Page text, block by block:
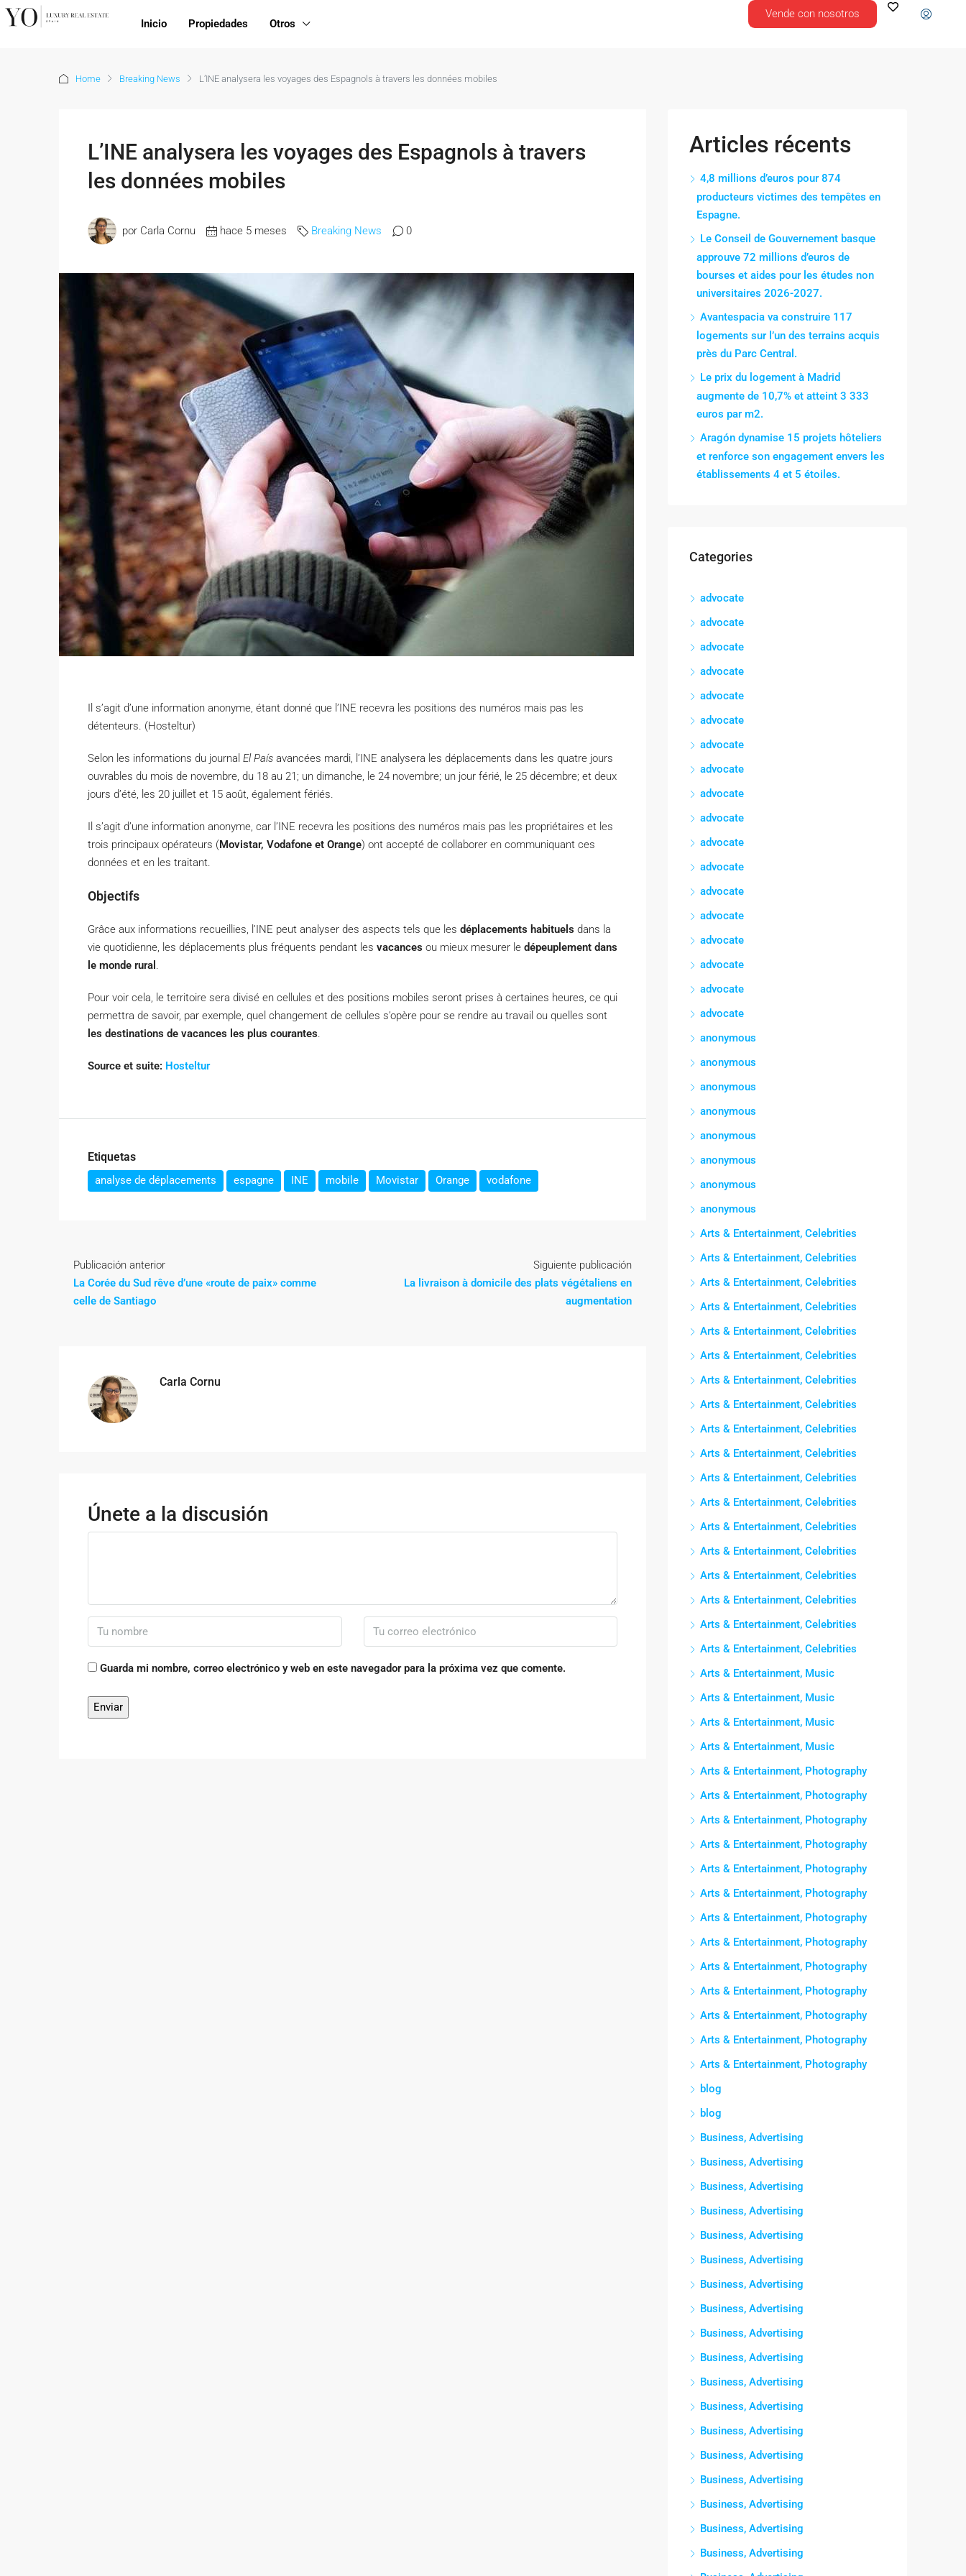
Inicio Propiedades Otros
Vende con nosotros
Home Breaking News L’INE analysera les voyages des Espagnols à travers les données mobiles
L’INE analysera les voyages des Espagnols à travers
les données mobiles
por Carla Cornu hace 5 meses Breaking News 0
Il s’agit d’une information anonyme, étant donné que l’INE recevra les positions des numéros mais pas les
détenteurs. (Hosteltur)
Selon les informations du journal El País avancées mardi, l’INE analysera les déplacements dans les quatre jours
ouvrables du mois de novembre, du 18 au 21; un dimanche, le 24 novembre; un jour férié, le 25 décembre; et deux
jours d’été, les 20 juillet et 15 août, également fériés.
Il s’agit d’une information anonyme, car l’INE recevra les positions des numéros mais pas les propriétaires et les
trois principaux opérateurs (Movistar, Vodafone et Orange) ont accepté de collaborer en communiquant ces
données et en les traitant.
Objectifs
Grâce aux informations recueillies, l’INE peut analyser des aspects tels que les déplacements habituels dans la
vie quotidienne, les déplacements plus fréquents pendant les vacances ou mieux mesurer le dépeuplement dans
le monde rural .
Pour voir cela, le territoire sera divisé en cellules et des positions mobiles seront prises à certaines heures, ce qui
permettra de savoir, par exemple, quel changement de cellules s’opère pour se rendre au travail ou quelles sont
les destinations de vacances les plus courantes.
Source et suite: Hosteltur
Etiquetas
analyse de déplacements espagne INE mobile Movistar Orange vodafone
Publicación anterior
La Corée du Sud rêve d’une «route de paix» comme
celle de Santiago
Siguiente publicación
La livraison à domicile des plats végétaliens en
augmentation
Carla Cornu
Únete a la discusión
Guarda mi nombre, correo electrónico y web en este navegador para la próxima vez que comente.
Articles récents
4,8 millions d’euros pour 874
producteurs victimes des tempêtes en
Espagne.
Le Conseil de Gouvernement basque
approuve 72 millions d’euros de
bourses et aides pour les études non
universitaires 2026-2027.
Avantespacia va construire 117
logements sur l’un des terrains acquis
près du Parc Central.
Le prix du logement à Madrid
augmente de 10,7% et atteint 3 333
euros par m2.
Aragón dynamise 15 projets hôteliers
et renforce son engagement envers les
établissements 4 et 5 étoiles.
Categories
advocate
advocate
advocate
advocate
advocate
advocate
advocate
advocate
advocate
advocate
advocate
advocate
advocate
advocate
advocate
advocate
advocate
advocate
anonymous
anonymous
anonymous
anonymous
anonymous
anonymous
anonymous
anonymous
Arts & Entertainment, Celebrities
Arts & Entertainment, Celebrities
Arts & Entertainment, Celebrities
Arts & Entertainment, Celebrities
Arts & Entertainment, Celebrities
Arts & Entertainment, Celebrities
Arts & Entertainment, Celebrities
Arts & Entertainment, Celebrities
Arts & Entertainment, Celebrities
Arts & Entertainment, Celebrities
Arts & Entertainment, Celebrities
Arts & Entertainment, Celebrities
Arts & Entertainment, Celebrities
Arts & Entertainment, Celebrities
Arts & Entertainment, Celebrities
Arts & Entertainment, Celebrities
Arts & Entertainment, Celebrities
Arts & Entertainment, Celebrities
Arts & Entertainment, Music
Arts & Entertainment, Music
Arts & Entertainment, Music
Arts & Entertainment, Music
Arts & Entertainment, Photography
Arts & Entertainment, Photography
Arts & Entertainment, Photography
Arts & Entertainment, Photography
Arts & Entertainment, Photography
Arts & Entertainment, Photography
Arts & Entertainment, Photography
Arts & Entertainment, Photography
Arts & Entertainment, Photography
Arts & Entertainment, Photography
Arts & Entertainment, Photography
Arts & Entertainment, Photography
Arts & Entertainment, Photography
blog
blog
Business, Advertising
Business, Advertising
Business, Advertising
Business, Advertising
Business, Advertising
Business, Advertising
Business, Advertising
Business, Advertising
Business, Advertising
Business, Advertising
Business, Advertising
Business, Advertising
Business, Advertising
Business, Advertising
Business, Advertising
Business, Advertising
Business, Advertising
Business, Advertising